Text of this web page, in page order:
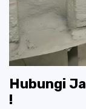
Hubungi
!